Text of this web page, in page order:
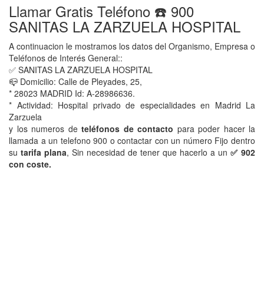
Llamar Gratis Teléfono ☎️ 900
SANITAS LA ZARZUELA HOSPITAL
A continuacion le mostramos los datos del Organismo, Empresa o
Teléfonos de Interés General::
✅ SANITAS LA ZARZUELA HOSPITAL
📪 Domicilio: Calle de Pleyades, 25,
* 28023 MADRID Id: A-28986636.
* Actividad: Hospital privado de especialidades en Madrid La
Zarzuela
y los numeros de teléfonos de contacto para poder hacer la
llamada a un telefono 900 o contactar con un número Fijo dentro
su tarifa plana, Sin necesidad de tener que hacerlo a un ✅ 902
con coste.